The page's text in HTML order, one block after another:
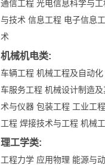
通信工程 光电信息科学与工
与技术 信息工程 电子信息
术
机械机电类:
车辆工程 机械工程及自动化
车服务工程 机械设计制造
术与仪器 包装工程 工业工程
工程 焊接技术与工程 机械
理工学类:
工程力学 应用物理 能源与